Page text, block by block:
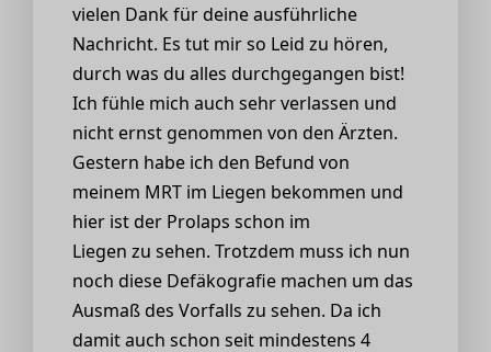
vielen Dank für deine ausführliche
Nachricht. Es tut mir so Leid zu hören,
durch was du alles durchgegangen bist!
Ich fühle mich auch sehr verlassen und
nicht ernst genommen von den Ärzten.
Gestern habe ich den Befund von
meinem MRT im Liegen bekommen und
hier ist der Prolaps schon im
Liegen zu sehen. Trotzdem muss ich nun
noch diese Defäkografie machen um das
Ausmaß des Vorfalls zu sehen. Da ich
damit auch schon seit mindestens 4